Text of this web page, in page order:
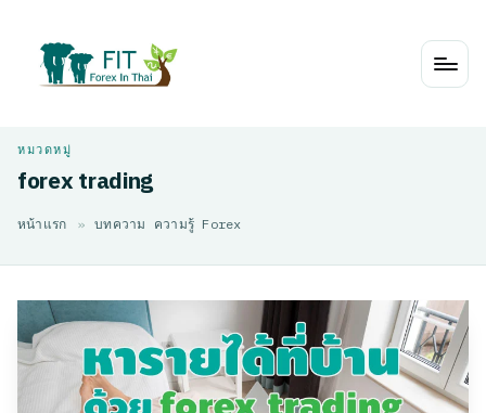
forex trading
หน้าแรก » บทความ ความรู้ Forex